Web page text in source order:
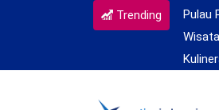
Trending
Pulau